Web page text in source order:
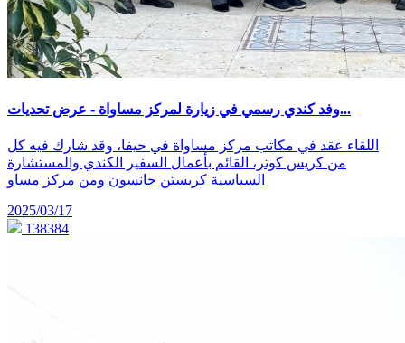
وفد كندي رسمي في زيارة لمركز مساواة - عرض تحديات...
اللقاء عقد في مكاتب مركز مساواة في حيفا، وقد شارك فيه كل
من كريس كوتر، القائم بأعمال السفير الكندي والمستشارة
السياسية كريستن جانسون ومن مركز مساو
2025/03/17
138384